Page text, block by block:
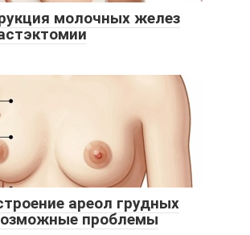
молочных желез
ареол грудных
проблемы